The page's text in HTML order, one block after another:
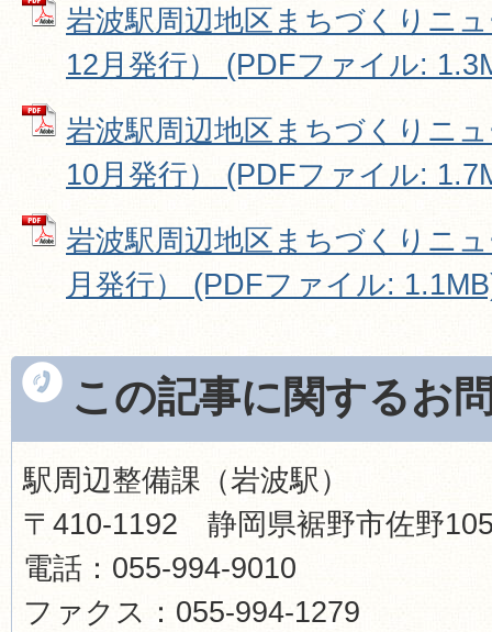
岩波駅周辺地区まちづくりニ
12月発行） (PDFファイル:
岩波駅周辺地区まちづくりニ
10月発行） (PDFファイル:
岩波駅周辺地区まちづくりニ
月発行） (PDFファイル:
この記事に関するお
駅周辺整備課（岩波駅）
〒410-1192 静岡県裾野市佐野
電話：055-994-9010
ファクス：055-994-1279